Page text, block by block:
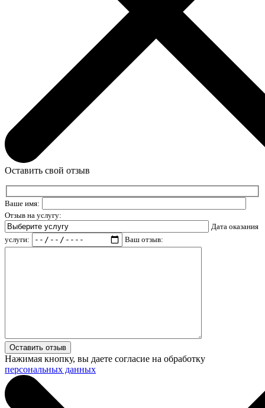
Оставить свой отзыв
Ваше имя:
Отзыв на услугу:
Дата оказания
услуги:
Ваш отзыв:
Нажимая кнопку, вы даете согласие на обработку
персональных данных